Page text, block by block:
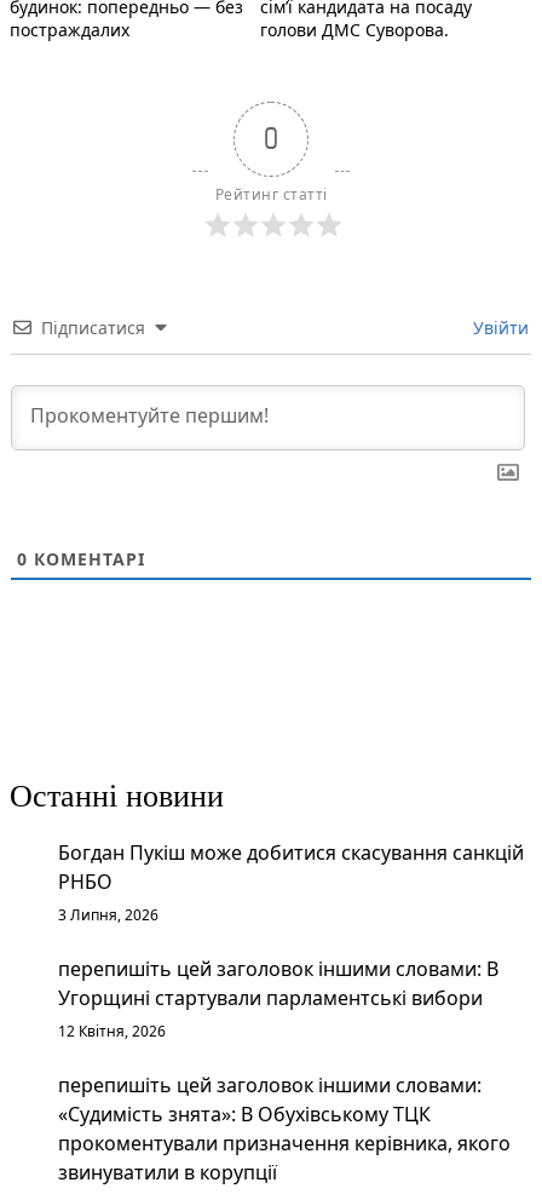
будинок: попередньо — без
постраждалих
сім’ї кандидата на посаду
голови ДМС Суворова.
0
Рейтинг статті
Підписатися Увійти
0 КОМЕНТАРІ
Останні новини
Богдан Пукіш може добитися скасування санкцій
РНБО
3 Липня, 2026
перепишіть цей заголовок іншими словами: В
Угорщині стартували парламентські вибори
12 Квітня, 2026
перепишіть цей заголовок іншими словами:
«Судимість знята»: В Обухівському ТЦК
прокоментували призначення керівника, якого
звинуватили в корупції